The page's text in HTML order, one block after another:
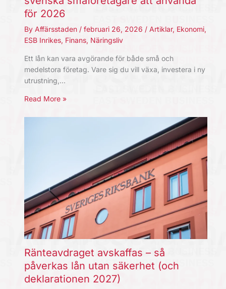
för 2026
By Affärsstaden / februari 26, 2026 / Artiklar, Ekonomi,
ESB Inrikes, Finans, Näringsliv
Ett lån kan vara avgörande för både små och
medelstora företag. Vare sig du vill växa, investera i ny
utrustning,…
Read More »
Ränteavdraget avskaffas – så
påverkas lån utan säkerhet (och
deklarationen 2027)